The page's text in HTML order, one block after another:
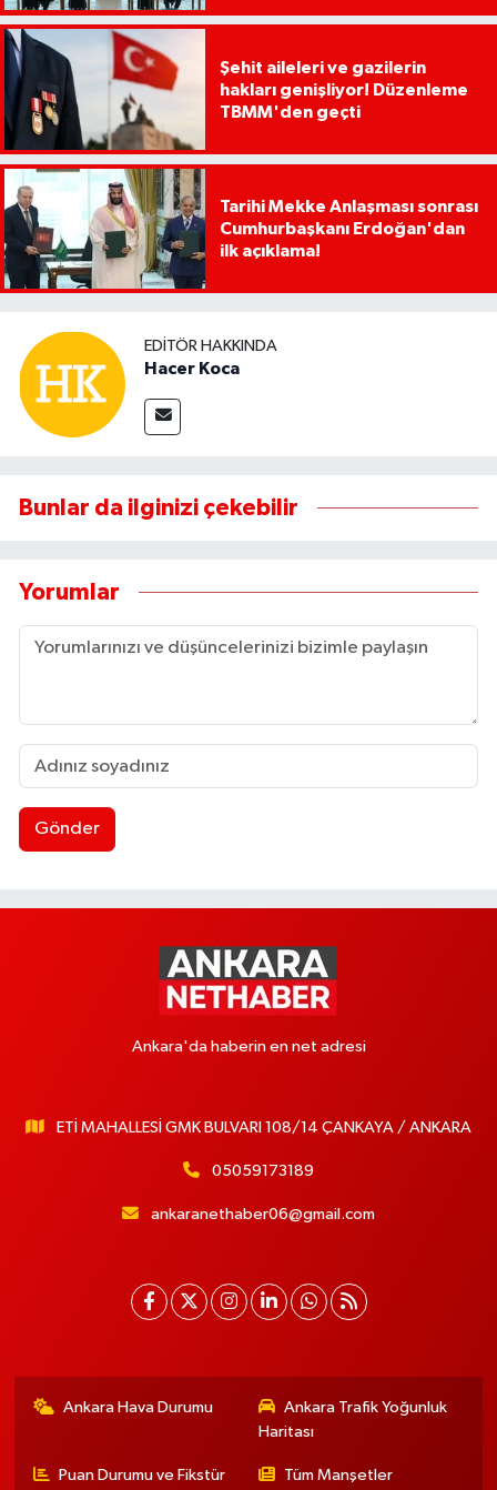
Şehit aileleri ve gazilerin
hakları genişliyor! Düzenleme
TBMM'den geçti
Tarihi Mekke Anlaşması sonrası
Cumhurbaşkanı Erdoğan'dan
ilk açıklama!
EDITÖR HAKKINDA
Hacer Koca
Bunlar da ilginizi çekebilir
Yorumlar
Gönder
Ankara'da haberin en net adresi
ETİ MAHALLESİ GMK BULVARI 108/14 ÇANKAYA / ANKARA
05059173189
ankaranethaber06@gmail.com
Ankara Hava Durumu
Ankara Trafik Yoğunluk
Haritası
Puan Durumu ve Fikstür Tüm Manşetler